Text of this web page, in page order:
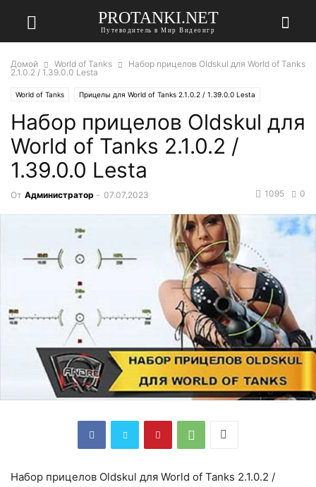
PROTANKI.NET
Путеводитель в Мир Видеоигр
Домой World of Tanks
Набор прицелов Oldskul для World of Tanks
2.1.0.2 / 1.39.0.0 Lesta
World of Tanks Прицелы для World of Tanks 2.1.0.2 / 1.39.0.0 Lesta
Набор прицелов Oldskul для
World of Tanks 2.1.0.2 /
1.39.0.0 Lesta
От Администратор - 07.07.2023 0
1095
Набор прицелов Oldskul для World of Tanks 2.1.0.2 /